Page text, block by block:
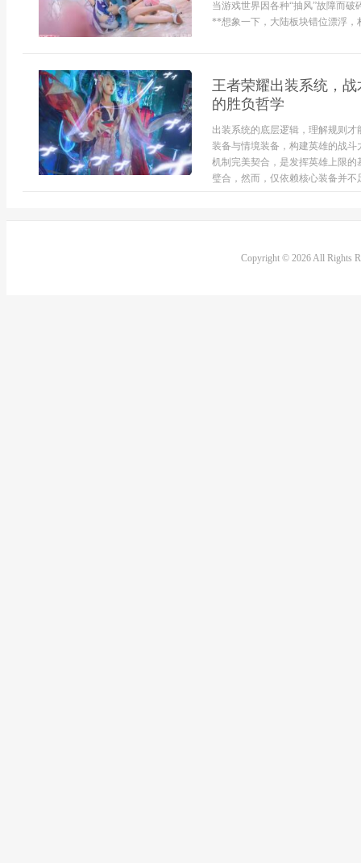
当游戏世界因各种“抽风”故障而
**想象一下，大陆板块错位漂浮，
王者荣耀出装系统，
的胜负哲学
出装系统的底层逻辑，理解规则
装备与情境装备，构建英雄的战
机制完美契合，是发挥英雄上限
璧合，然而，仅依赖核心装备并不
Copyright © 2026 All Rights